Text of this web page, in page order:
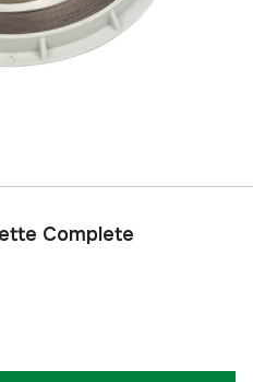
Complete